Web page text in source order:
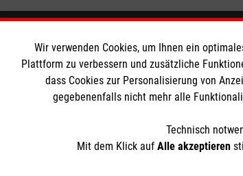
Informationen
Impressum
Datenschutz
Wir verwenden Cookies, um Ihnen ein
Plattform zu verbessern und zusätzliche
dass Cookies zur Personalisierung von
gegebenenfalls nicht mehr alle
Technisch
Mit dem Klick auf Alle akzeptieren